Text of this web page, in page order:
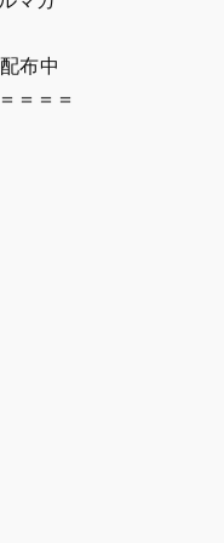
布中
＝＝＝